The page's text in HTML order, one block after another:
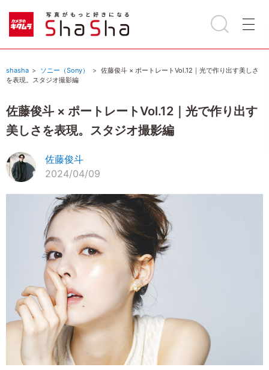
shasha ソニー（Sony）
佐藤俊斗 × ポートレートVol.12｜光で作り出す美しさ
を表現。スタジオ撮影編
佐藤俊斗 × ポートレートVol.12｜光で作り出す
美しさを表現。スタジオ撮影編
佐藤俊斗
2024/04/09